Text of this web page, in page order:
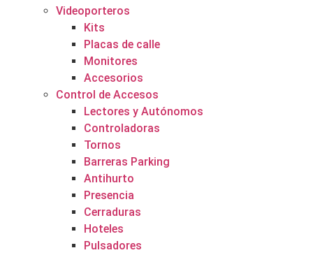
Videoporteros
Kits
Placas de calle
Monitores
Accesorios
Control de Accesos
Lectores y Autónomos
Controladoras
Tornos
Barreras Parking
Antihurto
Presencia
Cerraduras
Hoteles
Pulsadores